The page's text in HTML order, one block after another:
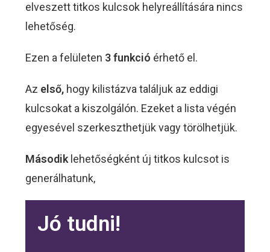
elveszett titkos kulcsok helyreállítására nincs
lehetőség.
Ezen a felületen 3 funkció érhető el.
Az első, hogy kilistázva találjuk az eddigi
kulcsokat a kiszolgálón. Ezeket a lista végén
egyesével szerkeszthetjük vagy törölhetjük.
Második lehetőségként új titkos kulcsot is
generálhatunk,
Jó tudni!